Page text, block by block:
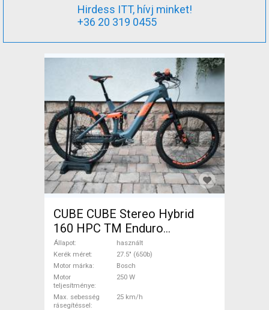
Hirdess ITT, hívj minket!
+36 20 319 0455
CUBE CUBE Stereo Hybrid
160 HPC TM Enduro
Elektromos Mountain Bike
27.5" (650b) össztelós / fully
Bosch SRAM NX használt
ELADÓ
Állapot
használt
Kerék méret
27.5" (650b)
Motor márka
Bosch
Motor
teljesítménye
250 W
Max. sebesség
rásegítéssel
25 km/h